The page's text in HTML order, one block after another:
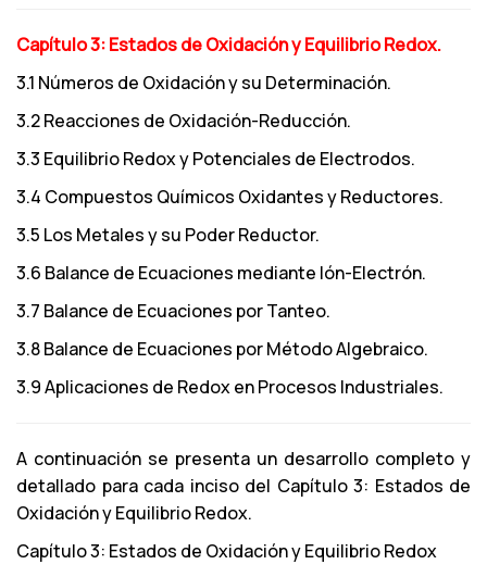
Capítulo 3: Estados de Oxidación y Equilibrio Redox.
3.1 Números de Oxidación y su Determinación.
3.2 Reacciones de Oxidación-Reducción.
3.3 Equilibrio Redox y Potenciales de Electrodos.
3.4 Compuestos Químicos Oxidantes y Reductores.
3.5 Los Metales y su Poder Reductor.
3.6 Balance de Ecuaciones mediante Ión-Electrón.
3.7 Balance de Ecuaciones por Tanteo.
3.8 Balance de Ecuaciones por Método Algebraico.
3.9 Aplicaciones de Redox en Procesos Industriales.
A continuación se presenta un desarrollo completo y
detallado para cada inciso del Capítulo 3: Estados de
Oxidación y Equilibrio Redox.
Capítulo 3: Estados de Oxidación y Equilibrio Redox